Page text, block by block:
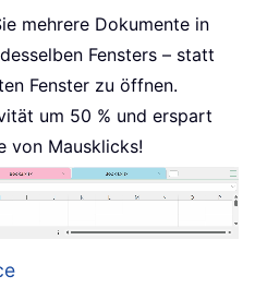
mehrere Dokumente in
Fensters – statt
Fenster zu öffnen.
um 50 % und erspart
von Mausklicks!